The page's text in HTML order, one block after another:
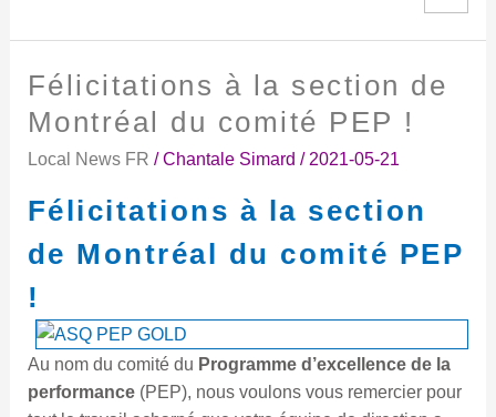
Félicitations à la section de
Montréal du comité PEP !
Local News FR /Chantale Simard / 2021-05-21
Félicitations à la section
de Montréal du comité PEP
!
Au nom du comité du Programme d’excellence de la
performance(PEP), nous voulons vous remercier pour
Félicitations
à
la
section
Montréal
du
PEP